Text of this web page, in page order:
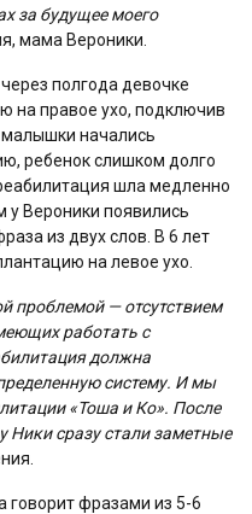
за будущее моего
мама Вероники.
полгода девочке
на правое ухо, подключив
малышки начались
ребенок слишком долго
шла медленно
у Вероники появились
из двух слов. В 6 лет
на левое ухо.
проблемой — отсутствием
работать с
должна
систему. И мы
«Тоша и Ко». После
Ники сразу стали заметные
говорит фразами из 5-6